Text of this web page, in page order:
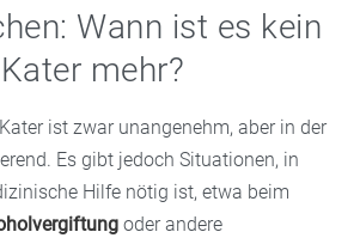
Wann ist es kein
mehr?
ist zwar unangenehm, aber in der
Es gibt jedoch Situationen, in
Hilfe nötig ist, etwa beim
oder andere